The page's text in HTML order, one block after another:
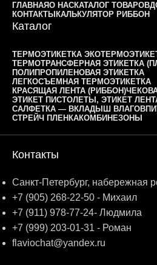
ГЛАВНАЯО НАСКАТАЛОГ ТОВАРОВ
КОНТАКТЫ КАЛЬКУЛЯТОР РИББОН
Каталог
ТЕРМОЭТИКЕТКА ЭКО
ТЕРМОТРАНСФЕРНАЯ ЭТИКЕТКА
ПОЛИПРОПИЛЕНОВАЯ ЭТИКЕТКА
ЛЕГКОСЪЕМНАЯ ТЕРМОЭТИКЕТКА
КРАСЯЩАЯ ЛЕНТА (РИББОН)
ЭТИКЕТ ПИСТОЛЕТЫ, ЭТИКЕТ
САЛФЕТКА — ВКЛАДЫШ
СТРЕЙЧ ПЛЕНКАКОМБИНЕЗОНЫ
Контакты
Санкт-Петербург, набережная
+7 (905) 268-22-50 - Михаил
+7 (911) 978-77-24- Людмила
+7 (999) 203-01-31 - Роман
flaviochat@yandex.ru